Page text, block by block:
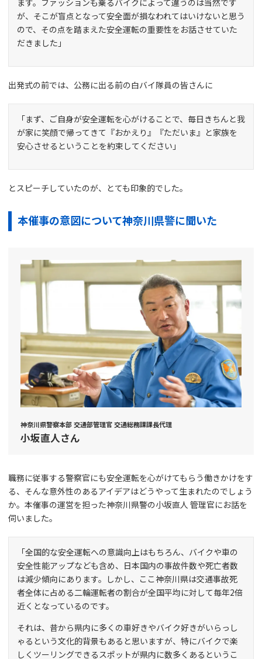
が、そこが盲点となって安全面が損なわれてはいけないと思う
ので、その点を踏まえた安全運転の重要性をお話させていた
だきました」
出発式の前では、公務に出る前の白バイ隊員の皆さんに
「まず、ご自身が安全運転を心がけることで、毎日きちんと我
が家に笑顔で帰ってきて『おかえり』『ただいま』と家族を
安心させるということを約束してください」
とスピーチしていたのが、とても印象的でした。
本催事の意図について神奈川県警に聞いた
神奈川県警察本部 交通部管理官 交通総務課課長代理
小坂直人さん
職務に従事する警察官にも安全運転を心がけてもらう働きかけをす
る、そんな意外性のあるアイデアはどうやって生まれたのでしょう
か。本催事の運営を担った神奈川県警の小坂直人 管理官にお話を
伺いました。
「全国的な安全運転への意識向上はもちろん、バイクや車の
安全性能アップなども含め、日本国内の事故件数や死亡者数
は減少傾向にあります。しかし、ここ神奈川県は交通事故死
者全体に占める二輪運転者の割合が全国平均に対して毎年2倍
近くとなっているのです。
それは、昔から県内に多くの車好きやバイク好きがいらっし
ゃるという文化的背景もあると思いますが、特にバイクで楽
しくツーリングできるスポットが県内に数多くあるというこ